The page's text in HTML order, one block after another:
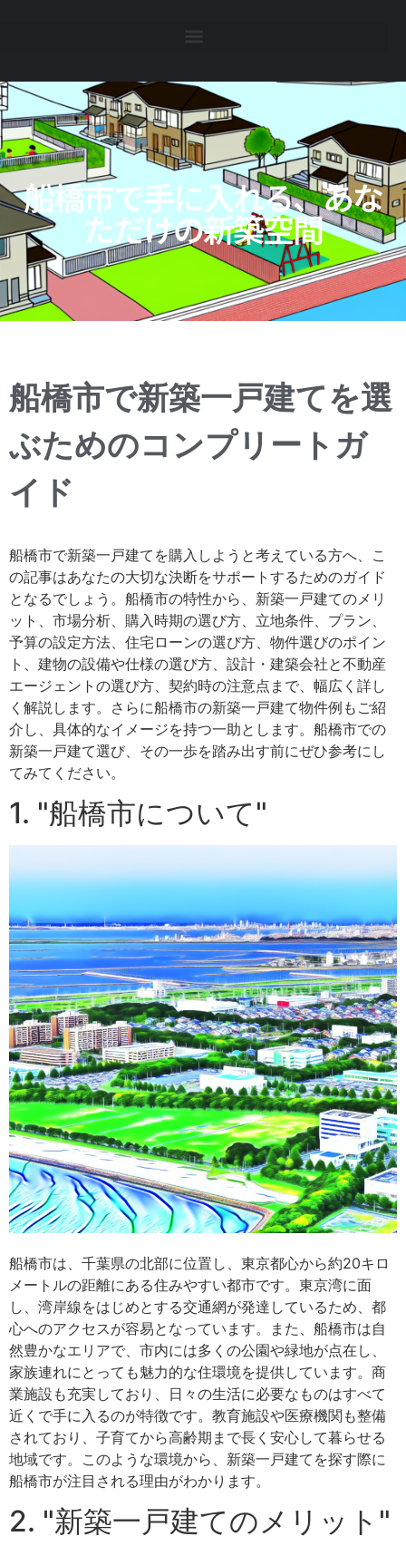
船橋市で手に入れる、あな
ただけの新築空間
船橋市で新築一戸建てを選
ぶためのコンプリートガ
イド
船橋市で新築一戸建てを購入しようと考えている方へ、こ
の記事はあなたの大切な決断をサポートするためのガイド
となるでしょう。船橋市の特性から、新築一戸建てのメリ
ット、市場分析、購入時期の選び方、立地条件、プラン、
予算の設定方法、住宅ローンの選び方、物件選びのポイン
ト、建物の設備や仕様の選び方、設計・建築会社と不動産
エージェントの選び方、契約時の注意点まで、幅広く詳し
く解説します。さらに船橋市の新築一戸建て物件例もご紹
介し、具体的なイメージを持つ一助とします。船橋市での
新築一戸建て選び、その一歩を踏み出す前にぜひ参考にし
てみてください。
1. "船橋市について"
船橋市は、千葉県の北部に位置し、東京都心から約20キロ
メートルの距離にある住みやすい都市です。東京湾に面
し、湾岸線をはじめとする交通網が発達しているため、都
心へのアクセスが容易となっています。また、船橋市は自
然豊かなエリアで、市内には多くの公園や緑地が点在し、
家族連れにとっても魅力的な住環境を提供しています。商
業施設も充実しており、日々の生活に必要なものはすべて
近くで手に入るのが特徴です。教育施設や医療機関も整備
されており、子育てから高齢期まで長く安心して暮らせる
地域です。このような環境から、新築一戸建てを探す際に
船橋市が注目される理由がわかります。
2. "新築一戸建てのメリット"